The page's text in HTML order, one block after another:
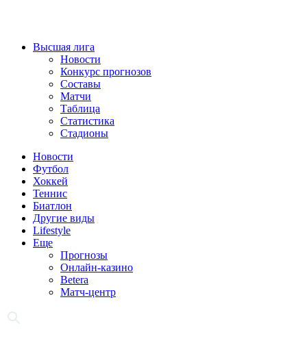
Высшая лига
Новости
Конкурс прогнозов
Составы
Матчи
Таблица
Статистика
Стадионы
Новости
Футбол
Хоккей
Теннис
Биатлон
Другие виды
Lifestyle
Еще
Прогнозы
Онлайн-казино
Betera
Матч-центр